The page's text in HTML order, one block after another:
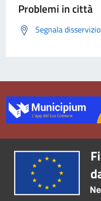
Problemi in città
Segnala disservizio